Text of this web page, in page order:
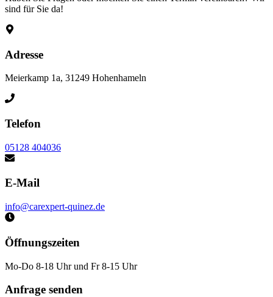
Kontakt
Haben Sie Fragen oder möchten Sie einen Termin vereinbaren? Wir
Adresse
Telefon
05128 404036
E-Mail
info@carexpert-quinez.de